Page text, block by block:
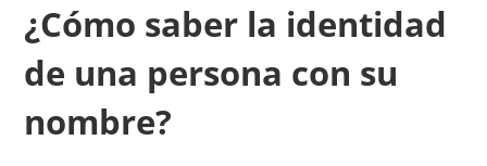
¿Cómo saber la identidad
de una persona con su
nombre?